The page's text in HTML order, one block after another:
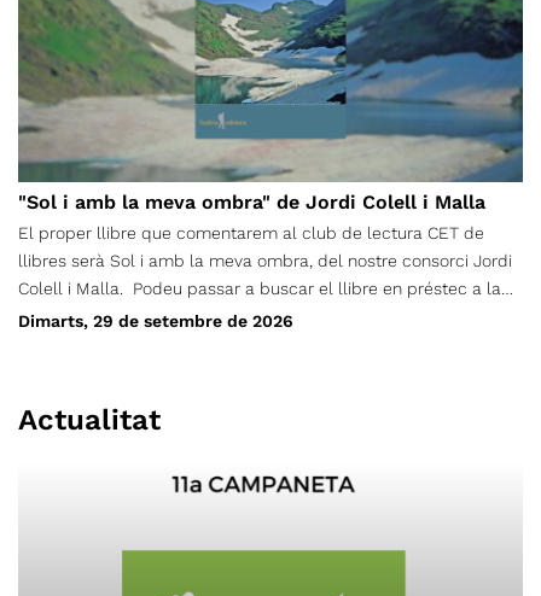
"Sol i amb la meva ombra" de Jordi Colell i Malla
El proper llibre que comentarem al club de lectura CET de
llibres serà Sol i amb la meva ombra, del nostre consorci Jordi
Colell i Malla. Podeu passar a buscar el llibre en préstec a la
Secretaria del CET, de dilluns a divendres de 17h a 20h. La
gratuït No socis/es: 5€
Dimarts, 29 de setembre de 2026
Actualitat